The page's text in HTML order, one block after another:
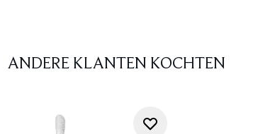
ANDERE KLANTEN KOCHTEN